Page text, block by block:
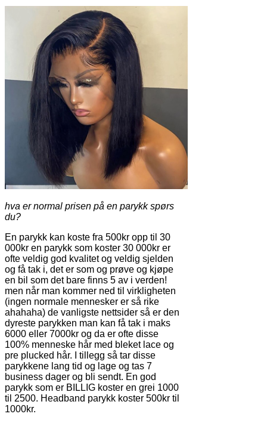
hva er normal prisen på en parykk spørs
du?
En parykk kan koste fra 500kr opp til 30
000kr en parykk som koster 30 000kr er
ofte veldig god kvalitet og veldig sjelden
og få tak i, det er som og prøve og kjøpe
en bil som det bare finns 5 av i verden!
men når man kommer ned til virkligheten
(ingen normale mennesker er så rike
ahahaha) de vanligste nettsider så er den
dyreste parykken man kan få tak i maks
6000 eller 7000kr og da er ofte disse
100% menneske hår med bleket lace og
pre plucked hår. I tillegg så tar disse
parykkene lang tid og lage og tas 7
business dager og bli sendt. En god
parykk som er BILLIG koster en grei 1000
til 2500. Headband parykk koster 500kr til
1000kr.